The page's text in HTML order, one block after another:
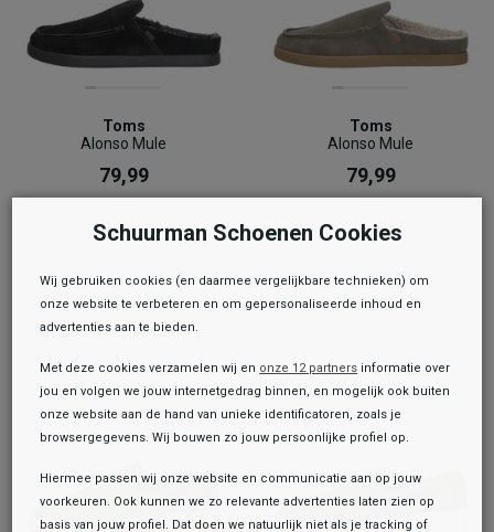
Toms
Alonso Mule
79,99
Toms
Alonso Mule
79,99
Schuurman Schoenen Cookies
Wij gebruiken cookies (en daarmee vergelijkbare technieken) om
onze website te verbeteren en om gepersonaliseerde inhoud en
advertenties aan te bieden.
Met deze cookies verzamelen wij en onze 12 partners informatie over
jou en volgen we jouw internetgedrag binnen, en mogelijk ook buiten
onze website aan de hand van unieke identificatoren, zoals je
browsergegevens. Wij bouwen zo jouw persoonlijke profiel op.
Hiermee passen wij onze website en communicatie aan op jouw
voorkeuren. Ook kunnen we zo relevante advertenties laten zien op
basis van jouw profiel. Dat doen we natuurlijk niet als je tracking of